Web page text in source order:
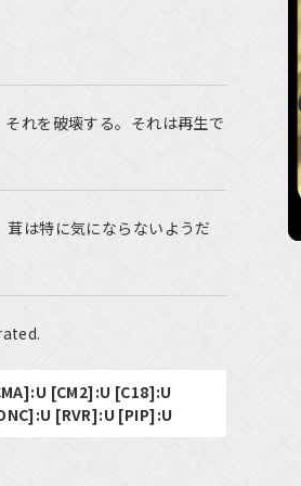
れを破壊する。それは再生で
は特に気にならないようだ
[CM2]:U [C18]:U
[RVR]:U [PIP]:U